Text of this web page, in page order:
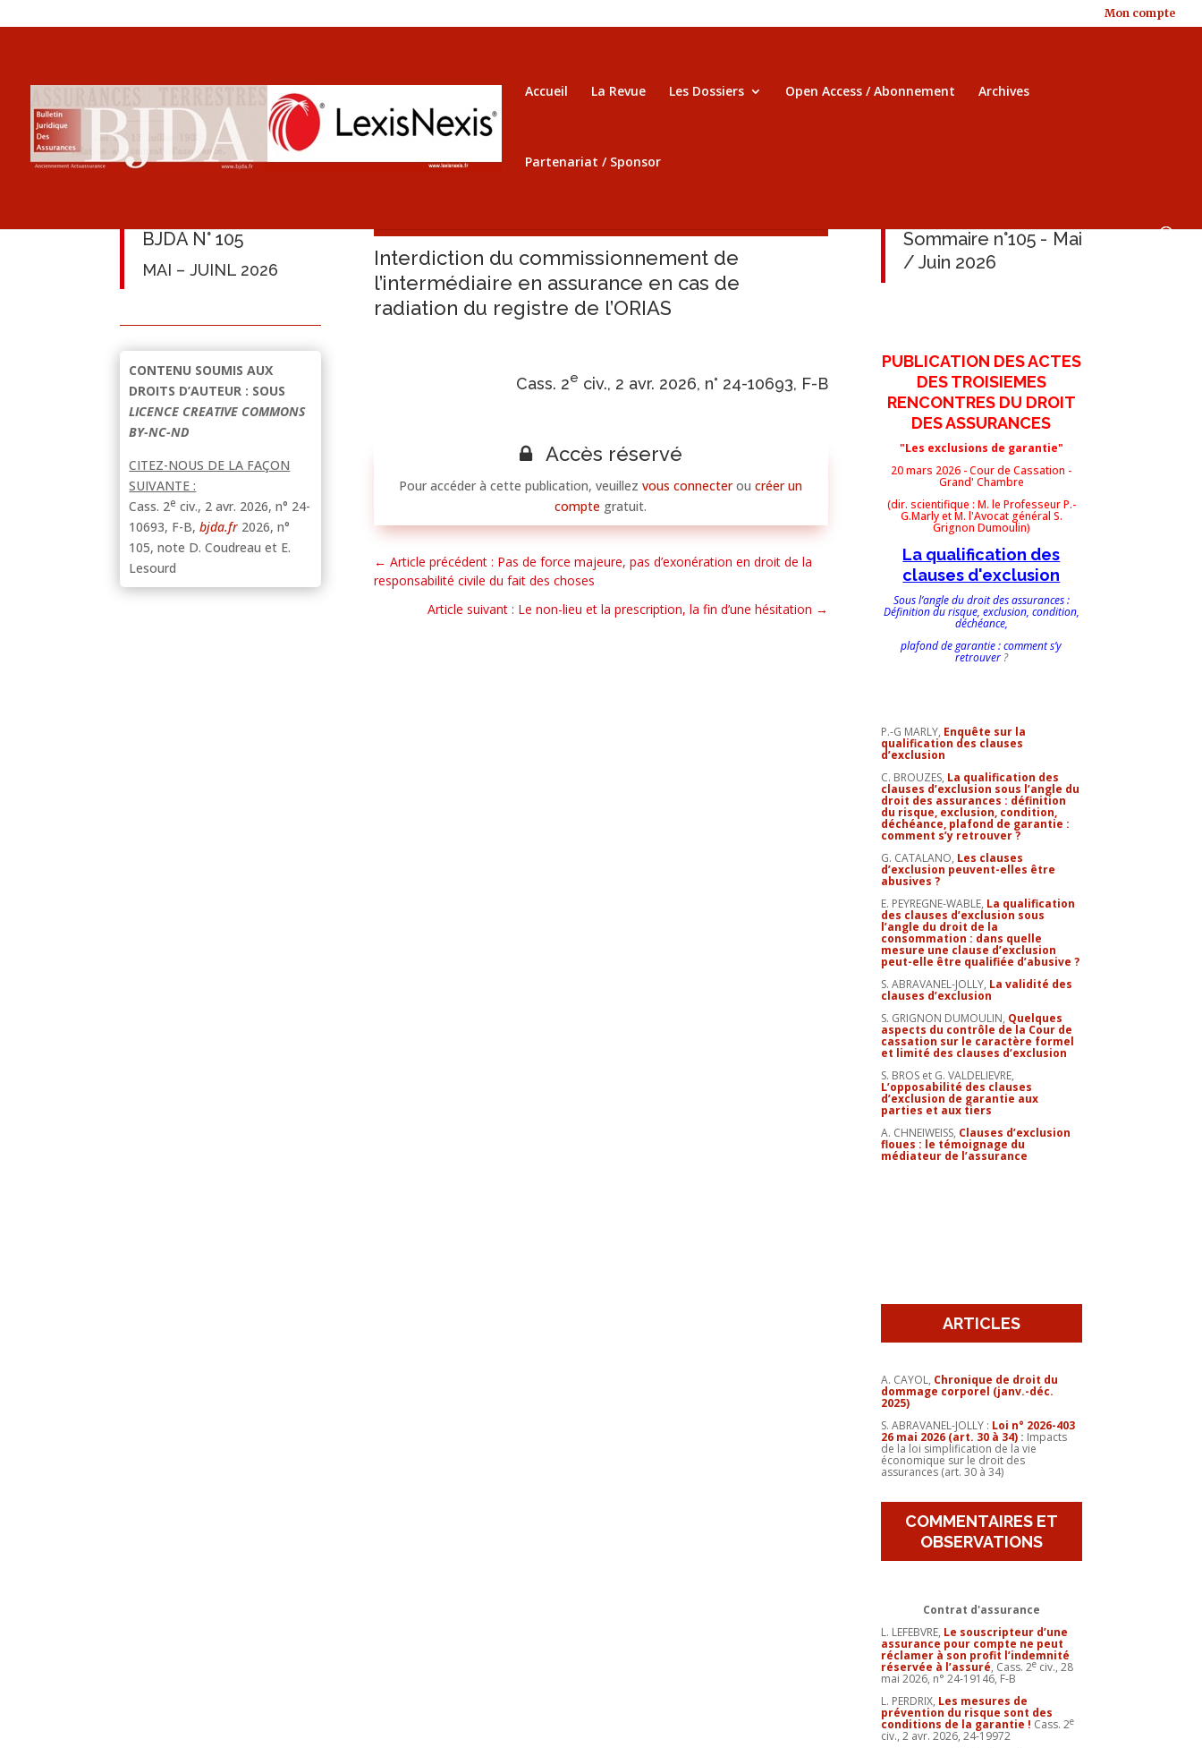
Mon compte
Accueil La Revue Les Dossiers Open Access / Abonnement Archives
Partenariat / Sponsor
BJDA N° 105
MAI – JUINL 2026
CONTENU SOUMIS AUX
DROITS D’AUTEUR : SOUS
LICENCE CREATIVE COMMONS
BY-NC-ND
CITEZ-NOUS DE LA FAÇON
SUIVANTE :
Cass. 2e civ., 2 avr. 2026, n° 24-
10693, F-B,bjda.fr 2026, n°
105, note D. Coudreau et E.
Lesourd
Interdiction du commissionnement de
l’intermédiaire en assurance en cas de
radiation du registre de l’ORIAS
Cass. 2e civ., 2 avr. 2026, n° 24-10693, F-B
Accès réservé
Pour accéder à cette publication, veuillezvous connecteroucréer un
compte gratuit.
← Article précédent : Pas de force majeure, pas d’exonération en droit de la
responsabilité civile du fait des choses
Article suivant : Le non-lieu et la prescription, la fin d’une hésitation →
Sommaire n°105 - Mai
/ Juin 2026
PUBLICATION DES ACTES
DES TROISIEMES
RENCONTRES DU DROIT
DES ASSURANCES
"Les exclusions de garantie"
20 mars 2026 - Cour de Cassation -
Grand' Chambre
(dir. scientifique : M. le Professeur P.-
G.Marly et M. l'Avocat général S.
Grignon Dumoulin)
La qualification des
clauses d'exclusion
Sous l’angle du droit des assurances :
Définition du risque, exclusion, condition,
déchéance,
plafond de garantie : comment s’y
retrouver?
P.-G MARLY, Enquête sur la
qualification des clauses
d’exclusion
C. BROUZES, La qualification des
clauses d’exclusion sous l’angle du
droit des assurances : définition
du risque, exclusion, condition,
déchéance, plafond de garantie :
comment s’y retrouver ?
G. CATALANO, Les clauses
d’exclusion peuvent-elles être
abusives ?
E. PEYREGNE-WABLE, La qualification
des clauses d’exclusion sous
l’angle du droit de la
consommation : dans quelle
mesure une clause d’exclusion
peut-elle être qualifiée d’abusive ?
S. ABRAVANEL-JOLLY, La validité des
clauses d’exclusion
S. GRIGNON DUMOULIN, Quelques
aspects du contrôle de la Cour de
cassation sur le caractère formel
et limité des clauses d’exclusion
S. BROS et G. VALDELIEVRE,
L’opposabilité des clauses
d’exclusion de garantie aux
parties et aux tiers
A. CHNEIWEISS, Clauses d’exclusion
floues : le témoignage du
médiateur de l’assurance
ARTICLES
A. CAYOL, Chronique de droit du
dommage corporel (janv.-déc.
2025)
S. ABRAVANEL-JOLLY : Loi n° 2026-403
26 mai 2026 (art. 30 à 34) : Impacts
de la loi simplification de la vie
économique sur le droit des
assurances (art. 30 à 34)
COMMENTAIRES ET
OBSERVATIONS
Contrat d'assurance
L. LEFEBVRE, Le souscripteur d’une
assurance pour compte ne peut
réclamer à son profit l’indemnité
réservée à l’assuré, Cass. 2e civ., 28
mai 2026, n° 24-19146, F-B
L. PERDRIX, Les mesures de
prévention du risque sont des
conditions de la garantie ! Cass. 2e
civ., 2 avr. 2026, 24-19972